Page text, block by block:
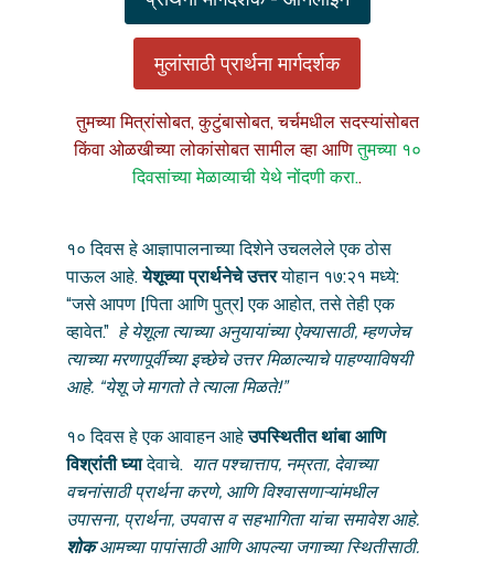
मुलांसाठी प्रार्थना मार्गदर्शक
तुमच्या मित्रांसोबत, कुटुंबासोबत, चर्चमधील सदस्यांसोबत
किंवा ओळखीच्या लोकांसोबत सामील व्हा आणितुमच्या १०
दिवसांच्या मेळाव्याची येथे नोंदणी करा..
१० दिवस हे आज्ञापालनाच्या दिशेने उचललेले एक ठोस
पाऊल आहे.येशूच्या प्रार्थनेचे उत्तरयोहान १७:२१ मध्ये:
“जसे आपण [पिता आणि पुत्र] एक आहोत, तसे तेही एक
व्हावेत.” हे येशूला त्याच्या अनुयायांच्या ऐक्यासाठी, म्हणजेच
त्याच्या मरणापूर्वीच्या इच्छेचे उत्तर मिळाल्याचे पाहण्याविषयी
आहे. “येशू जे मागतो ते त्याला मिळते!”
१० दिवस हे एक आवाहन आहेउपस्थितीत थांबा आणि
विश्रांती घ्यादेवाचे. यात पश्चात्ताप, नम्रता, देवाच्या
वचनांसाठी प्रार्थना करणे, आणि विश्वासणाऱ्यांमधील
उपासना, प्रार्थना, उपवास व सहभागिता यांचा समावेश आहे.
शोकआमच्या पापांसाठी आणि आपल्या जगाच्या स्थितीसाठी.